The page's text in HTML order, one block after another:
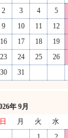
2
3 4 5
9
10 11 12
16
17 18 19
23
24 25 26
30
31
年 9月
日
月 火 水